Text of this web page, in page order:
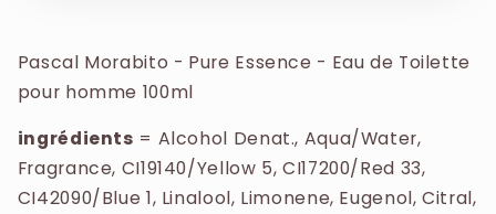
sont Bois de santal et Cèdre.
CINNAMAL, EUGENOL.
Pascal Morabito - Pure Essence - Eau de Toilette
pour homme 100ml
ingrédients = Alcohol Denat., Aqua/Water,
Fragrance, CI19140/Yellow 5, CI17200/Red 33,
CI42090/Blue 1, Linalool, Limonene, Eugenol, Citral,